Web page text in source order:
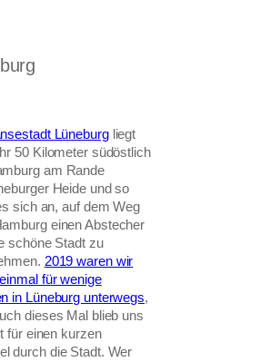
Lüneburgliegt
50 Kilometer südöstlich
am Rande
Heide und so
sich an, auf dem Weg
einen Abstecher
schöne Stadt zu
2019 waren wir
für wenige
in Lüneburg unterwegs,
dieses Mal blieb uns
für einen kurzen
durch die Stadt. Wer